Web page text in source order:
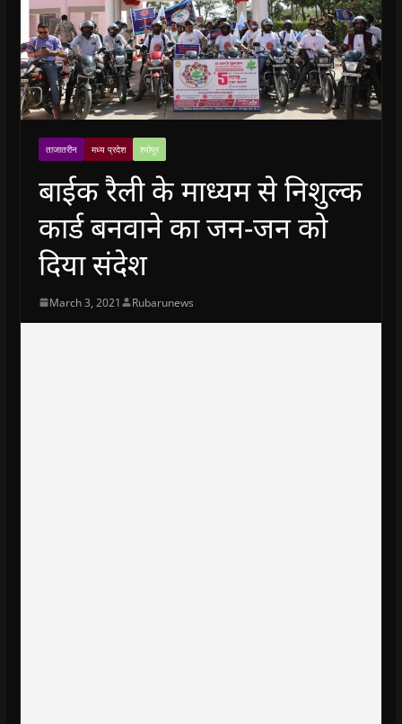
ताजातरीन मध्य प्रदेश श्योपुर
बाईक रैली के माध्यम से निशुल्क
कार्ड बनवाने का जन-जन को
दिया संदेश
March 3, 2021 Rubarunews